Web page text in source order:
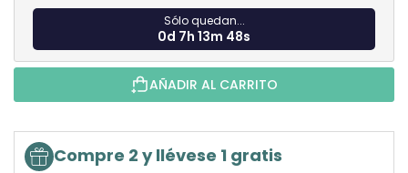
Sólo quedan...
0d 7h 13m 47s
AÑADIR AL CARRITO
Compre 2 y llévese 1 gratis